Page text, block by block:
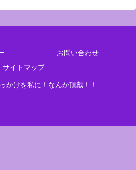
お問い合わせ
サイトマップ
かけを私に！なんか頂戴！！.